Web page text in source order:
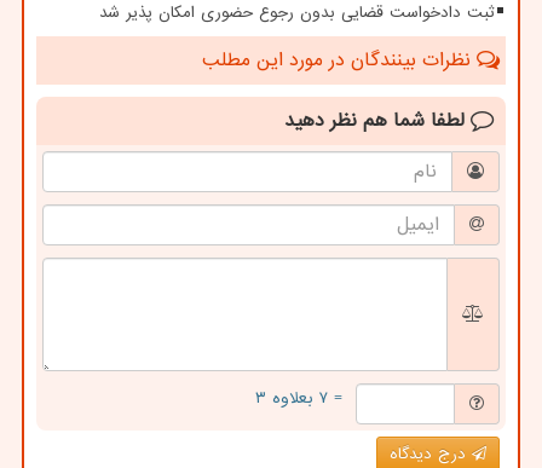
ثبت دادخواست قضایی بدون رجوع حضوری امکان پذیر شد
نظرات بینندگان در مورد این مطلب
لطفا شما هم نظر دهید
= ۷ بعلاوه ۳
درج دیدگاه